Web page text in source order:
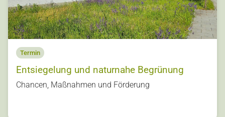
u
Termin
Entsiegelung und naturnahe Begrünung
Chancen, Maßnahmen und Förderung